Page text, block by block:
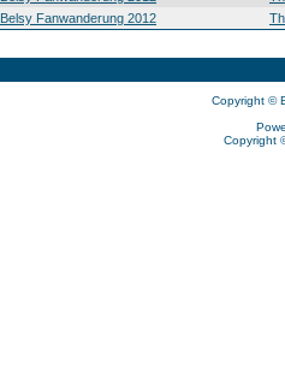
Belsy Fanwanderung 2012
Copyright ©
Copyright